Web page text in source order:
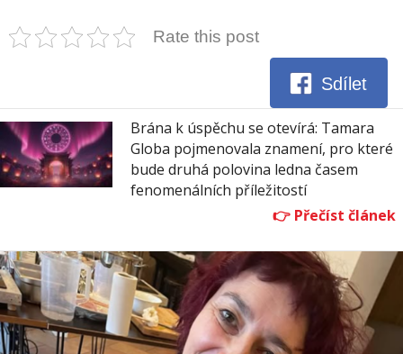
Rate this post
Sdílet
Brána k úspěchu se otevírá: Tamara
Globa pojmenovala znamení, pro které
bude druhá polovina ledna časem
fenomenálních příležitostí